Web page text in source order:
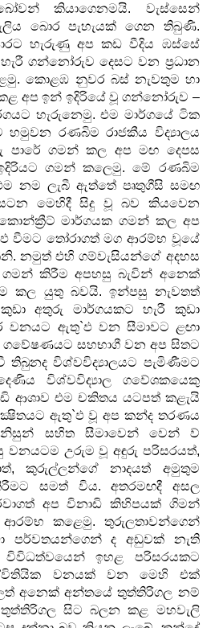
කියාගෙනමයි. වැස්සෙන්
බොර පැහැයක් ගෙන තිබුණි.
හැරුණු අප කඩ වීදිය ඹස්සේ
ගන්නෝරුව දෙසට වන ප්‍රධාන
කොළඹ නුවර බස් නැවතුම හා
අප ඉන් ඉදිරියේ වූ ගන්නෝරුව –
හැරුනෙමු. එම මාර්ගයේ ටික
රණබිම රාජකීය විද්‍යාලය
ගමන් කල අප මඟ දෙපස
ගමන් කලෙමු. මේ රණබිම
නම ලැබී ඇත්තේ පෘතුගීසි සමඟ
මෙහිදී සිදු වූ බව කියවෙන
මාර්ගයක ගමන් කල අප
වීමට තෝරාගත් මග ආරම්භ වූයේ
නමුත් එහි ගම්වැසියන්ගේ අදහස
ගමන් කිරීම අපහසු බැවින් අනෙක්
කල යුතු බවයි. ඉන්පසු නැවතත්
අතුරු මාර්ගයකට හැරී කුඩා
වනයට ඇතු`ඵ වන සීමාවට ළඟා
ගවේෂණයට සහභාගී වන අප සිතට
විශ්වවිද්‍යාලයට පැමිණීමට
විශ්වවිද්‍යාල ගවේශකයෙකු
ආශාව එම චකිතය යටපත් කළැයි
ඇතු`ඵ වූ අප කන්ද තරණය
සහිත සීමාවෙන් වෙන් ව්
වනයටම උරුම වූ අඳුරු පරිසරයත්,
කුරුල්ලන්ගේ නාදයත් අමුතුම
සමත් විය. අතරමඟදී අසල
අප විනාඩි කිහිපයක් ගිමන්
කළෙමු. තුරුලතාවන්ගෙන්
පර්වතයන්ගෙන් ද අඩුවක් නැති
ඉහළ පරිසරයකට
වනයක් වන මෙහි එක්
අනෙක් අන්තයේ තුත්තිරිගල නම්
සිට බලන කළ මහවැලි